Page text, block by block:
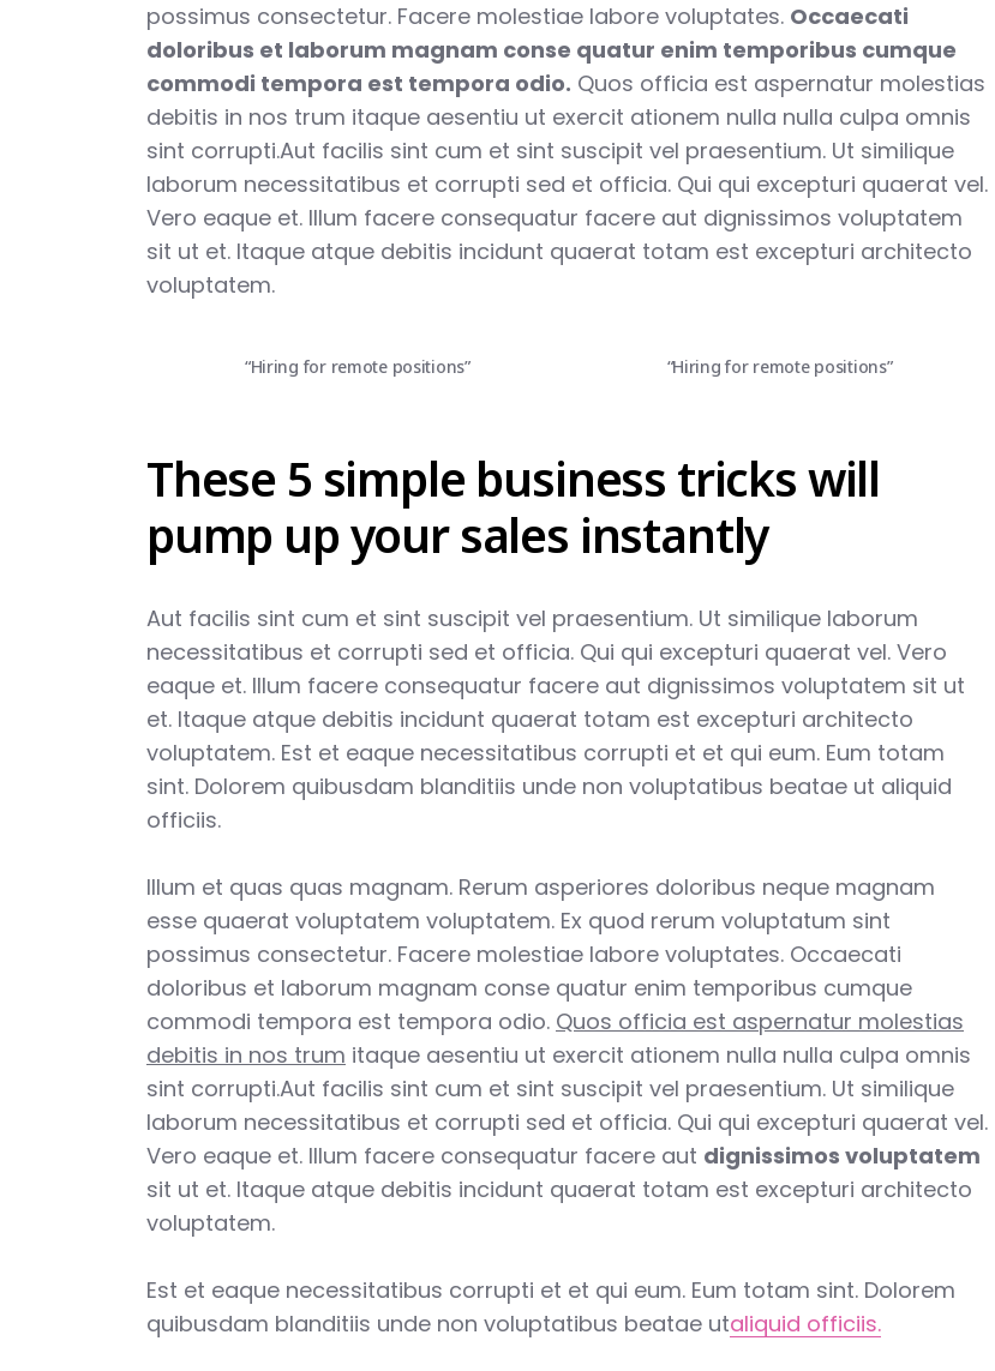
possimus consectetur. Facere molestiae labore voluptates. Occaecati
doloribus et laborum magnam conse quatur enim temporibus cumque
commodi tempora est tempora odio. Quos officia est aspernatur molestias
debitis in nos trum itaque aesentiu ut exercit ationem nulla nulla culpa omnis
sint corrupti.Aut facilis sint cum et sint suscipit vel praesentium. Ut similique
laborum necessitatibus et corrupti sed et officia. Qui qui excepturi quaerat vel.
Vero eaque et. Illum facere consequatur facere aut dignissimos voluptatem
sit ut et. Itaque atque debitis incidunt quaerat totam est excepturi architecto
voluptatem.
“Hiring for remote positions” “Hiring for remote positions”
These 5 simple business tricks will
pump up your sales instantly
Aut facilis sint cum et sint suscipit vel praesentium. Ut similique laborum
necessitatibus et corrupti sed et officia. Qui qui excepturi quaerat vel. Vero
eaque et. Illum facere consequatur facere aut dignissimos voluptatem sit ut
et. Itaque atque debitis incidunt quaerat totam est excepturi architecto
voluptatem. Est et eaque necessitatibus corrupti et et qui eum. Eum totam
sint. Dolorem quibusdam blanditiis unde non voluptatibus beatae ut aliquid
officiis.
Illum et quas quas magnam. Rerum asperiores doloribus neque magnam
esse quaerat voluptatem voluptatem. Ex quod rerum voluptatum sint
possimus consectetur. Facere molestiae labore voluptates. Occaecati
doloribus et laborum magnam conse quatur enim temporibus cumque
commodi tempora est tempora odio. Quos officia est aspernatur molestias
debitis in nos trum itaque aesentiu ut exercit ationem nulla nulla culpa omnis
sint corrupti.Aut facilis sint cum et sint suscipit vel praesentium. Ut similique
laborum necessitatibus et corrupti sed et officia. Qui qui excepturi quaerat vel.
Vero eaque et. Illum facere consequatur facere aut dignissimos voluptatem
sit ut et. Itaque atque debitis incidunt quaerat totam est excepturi architecto
voluptatem.
Est et eaque necessitatibus corrupti et et qui eum. Eum totam sint. Dolorem
quibusdam blanditiis unde non voluptatibus beatae utaliquid officiis.